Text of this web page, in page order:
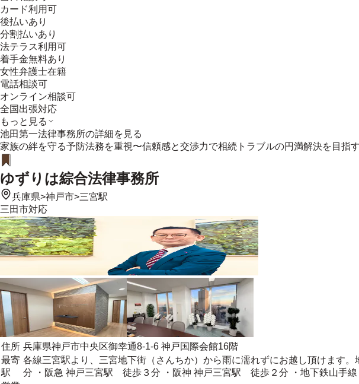
カード利用可
後払いあり
分割払いあり
法テラス利用可
着手金無料あり
女性弁護士在籍
電話相談可
オンライン相談可
全国出張対応
もっと見る
池田第一法律事務所の詳細を見る
家族の絆を守る予防法務を重視〜信頼感と交渉力で相続トラブルの円満解決を目指す
ゆずりは綜合法律事務所
兵庫県>神戸市>三宮駅
三田市対応
住所 兵庫県神戸市中央区御幸通8-1-6 神戸国際会館16階
最寄
駅
各線三宮駅より、三宮地下街（さんちか）から雨に濡れずにお越し頂けます
分 ・阪急 神戸三宮駅 徒歩３分 ・阪神 神戸三宮駅 徒歩２分 ・地下鉄山手